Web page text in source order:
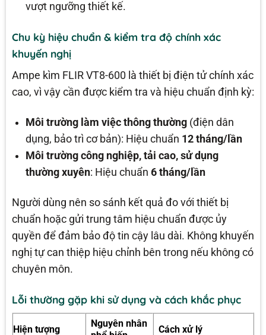
vượt ngưỡng thiết kế.
Chu kỳ hiệu chuẩn & kiểm tra độ chính xác
khuyến nghị
Ampe kìm FLIR VT8-600 là thiết bị điện tử chính xác
cao, vì vậy cần được kiểm tra và hiệu chuẩn định kỳ:
Môi trường làm việc thông thường(điện dân
dụng, bảo trì cơ bản): Hiệu chuẩn 12 tháng/lần
Môi trường công nghiệp, tải cao, sử dụng
thường xuyên: Hiệu chuẩn 6 tháng/lần
Người dùng nên so sánh kết quả đo với thiết bị
chuẩn hoặc gửi trung tâm hiệu chuẩn được ủy
quyền để đảm bảo độ tin cậy lâu dài. Không khuyến
nghị tự can thiệp hiệu chỉnh bên trong nếu không có
chuyên môn.
Lỗi thường gặp khi sử dụng và cách khắc phục
Hiện tượng
Nguyên nhân
Cách xử lý